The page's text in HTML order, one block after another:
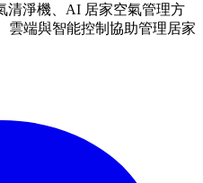
清淨機、AI 居家空氣管理方
雲端與智能控制協助管理居家